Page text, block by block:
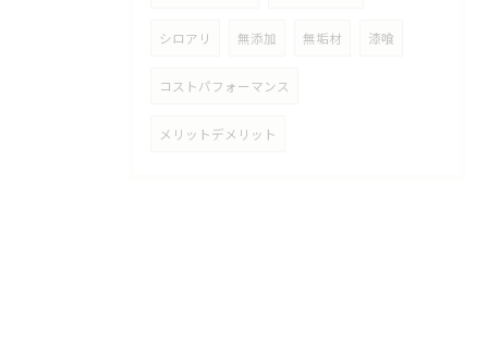
シロアリ 無添加 無垢材 漆喰
コストパフォーマンス
メリットデメリット